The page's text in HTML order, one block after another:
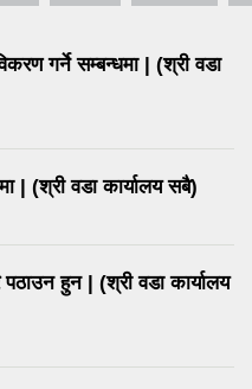
गर्ने सम्बन्धमा | (श्री वडा
| (श्री वडा कार्यालय सबै)
हुन | (श्री वडा कार्यालय